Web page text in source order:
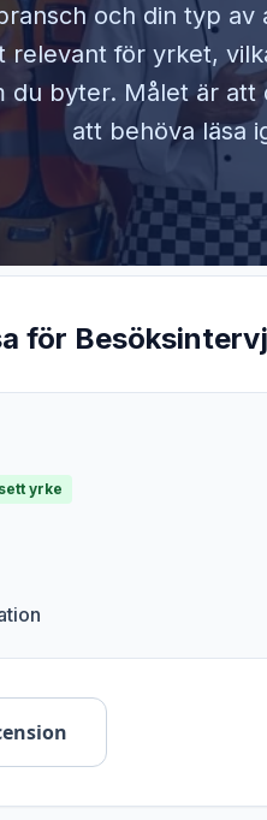
och din typ av
relevant för yrket,
du byter. Målet är att
att behöva läsa
för
yrke